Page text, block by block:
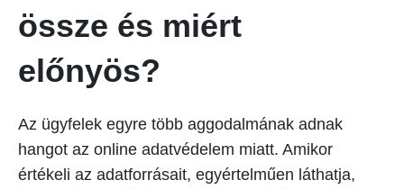
össze és miért
előnyös?
Az ügyfelek egyre több aggodalmának adnak
hangot az online adatvédelem miatt. Amikor
értékeli az adatforrásait, egyértelműen láthatja,